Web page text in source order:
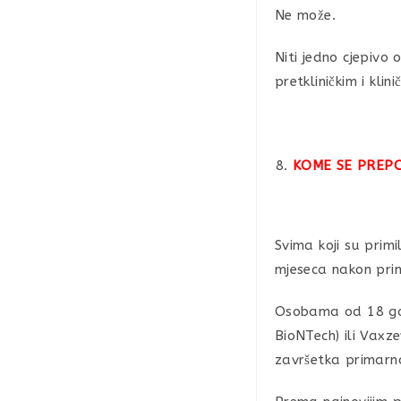
Ne može.
Niti jedno cjepivo
pretkliničkim i
KOME SE
Svima koji su
mjeseca nakon
Osobama od 18
BioNTech) ili
završetka